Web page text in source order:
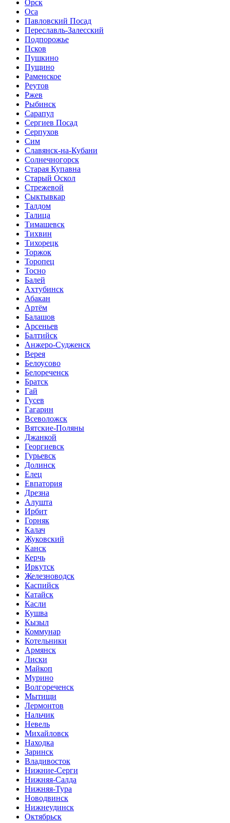
Орск
Оса
Павловский Посад
Переславль-Залесский
Подпорожье
Псков
Пушкино
Пущино
Раменское
Реутов
Ржев
Рыбинск
Сарапул
Сергиев Посад
Серпухов
Сим
Славянск-на-Кубани
Солнечногорск
Старая Купавна
Старый Оскол
Стрежевой
Сыктывкар
Талдом
Талица
Тимашевск
Тихвин
Тихорецк
Торжок
Торопец
Тосно
Балей
Ахтубинск
Абакан
Артём
Балашов
Арсеньев
Балтийск
Анжеро-Судженск
Верея
Белоусово
Белореченск
Братск
Гай
Гусев
Гагарин
Всеволожск
Вятские-Поляны
Джанкой
Георгиевск
Гурьевск
Долинск
Елец
Евпатория
Дрезна
Алушта
Ирбит
Горняк
Калач
Жуковский
Канск
Керчь
Иркутск
Железноводск
Каспийск
Катайск
Касли
Кушва
Кызыл
Коммунар
Котельники
Армянск
Лиски
Майкоп
Мурино
Волгореченск
Мытищи
Лермонтов
Нальчик
Невель
Михайловск
Находка
Заринск
Владивосток
Нижние-Серги
Нижняя-Салда
Нижняя-Тура
Новодвинск
Нижнеудинск
Октябрьск